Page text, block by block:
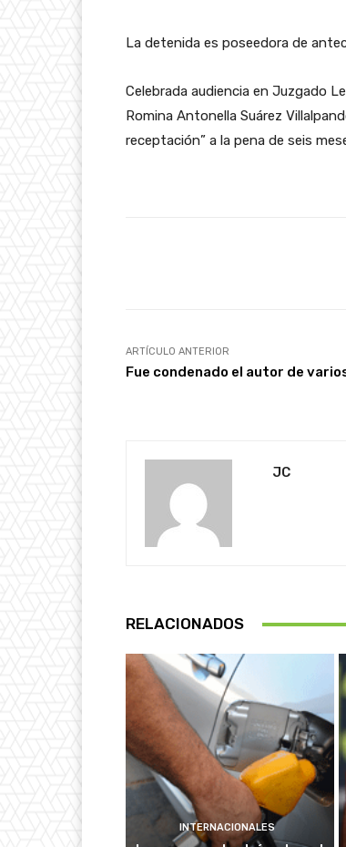
La detenida es poseedora de
Celebrada audiencia en Juzgado
Romina Antonella Suárez
receptación” a la pena de seis
ARTÍCULO ANTERIOR
Fue condenado el autor de
JC
RELACIONADOS
INTERNACIONALES